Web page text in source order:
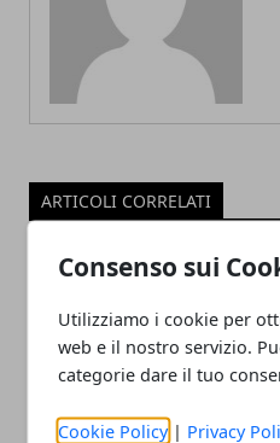
Consenso sui
Utilizziamo i cookie per
web e il nostro servizio.
categorie dare il tuo
Cookie Policy | Privacy
ARTICOLI CORRELATI